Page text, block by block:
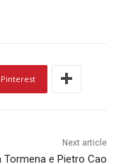
Pinterest
Next article
Tormena e Pietro Cao